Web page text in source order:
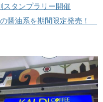
スタンプラリー開催
醤油系を期間限定発売！